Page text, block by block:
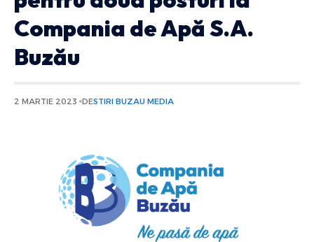
Compania de Apă S.A.
Buzău
2 MARTIE 2023 DESTIRI BUZAU MEDIA